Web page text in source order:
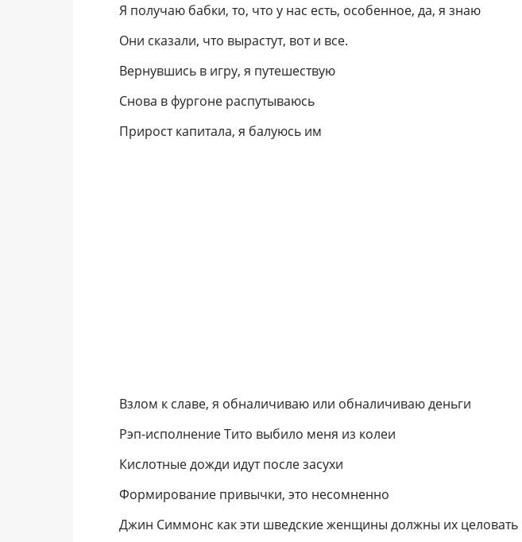
Я получаю бабки, то, что у нас есть, особенное, да, я знаю
Они сказали, что вырастут, вот и все.
Вернувшись в игру, я путешествую
Снова в фургоне распутываюсь
Прирост капитала, я балуюсь им
Взлом к славе, я обналичиваю или обналичиваю деньги
Рэп-исполнение Тито выбило меня из колеи
Кислотные дожди идут после засухи
Формирование привычки, это несомненно
Джин Симмонс как эти шведские женщины должны их целовать